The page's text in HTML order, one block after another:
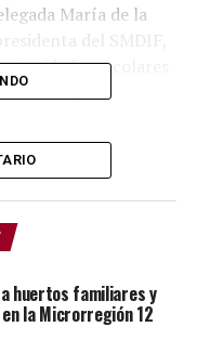
María de la
del SMDIF,
escolares
y
Este equipamiento
aprendizaje en los
a más de 250
cursan el nivel
II, se otorgó
educativos.
del CAIC Amozoc
huertos familiares y
la Microrregión 12